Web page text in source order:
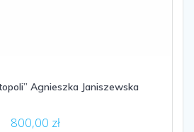
Agnieszka Janiszewska
800,00 zł